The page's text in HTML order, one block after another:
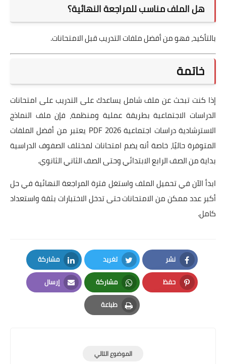
هل الملف مناسب للمراجعة النهائية؟
بالتأكيد، فهو من أفضل ملفات التدريب قبل الامتحانات.
خاتمة
إذا كنت تبحث عن ملف شامل يساعدك على التدريب على امتحانات
الدراسات الاجتماعية بطريقة عملية ومنظمة، فإن ملف النماذج
الاسترشادية دراسات اجتماعية 2026 PDF يعتبر من أفضل الملفات
المتوفرة حاليًا، خاصة أنه يضم امتحانات لمختلف الصفوف الدراسية
بداية من الصف الرابع الابتدائي وحتى الصف الثاني الثانوي.
ابدأ الآن في تحميل الملف واستغل فترة المراجعة النهائية في حل
أكبر عدد ممكن من الامتحانات حتى تدخل الاختبارات بثقة واستعداد
كامل.
نشر
Facebook
تغريد
Twitter
مشاركة
LinkedIn
حفظ
Pinterest
مشاركة
Whatsapp
إرسال
Email
طباعة
Print
الموضوع التالي